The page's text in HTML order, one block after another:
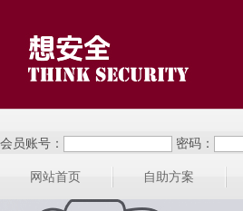
会员账号： 密码：
网站首页 自助方案